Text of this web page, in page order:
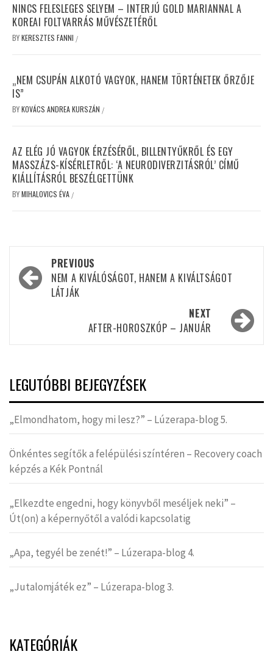
NINCS FELESLEGES SELYEM – INTERJÚ GOLD MARIANNAL A
KOREAI FOLTVARRÁS MŰVÉSZETÉRŐL
BYKERESZTES FANNI /
„NEM CSUPÁN ALKOTÓ VAGYOK, HANEM TÖRTÉNETEK ŐRZŐJE
IS”
BYKOVÁCS ANDREA KURSZÁN /
AZ ELÉG JÓ VAGYOK ÉRZÉSÉRŐL, BILLENTYŰKRŐL ÉS EGY
MASSZÁZS-KÍSÉRLETRŐL: ‘A NEURODIVERZITÁSRÓL’ CÍMŰ
KIÁLLÍTÁSRÓL BESZÉLGETTÜNK
BYMIHALOVICS ÉVA /
Post
navigation
PREVIOUS
NEM A KIVÁLÓSÁGOT, HANEM A KIVÁLTSÁGOT
LÁTJÁK
NEXT
AFTER-HOROSZKÓP – JANUÁR
LEGUTÓBBI BEJEGYZÉSEK
„Elmondhatom, hogy mi lesz?” – Lúzerapa-blog 5.
Önkéntes segítők a felépülési színtéren – Recovery coach
képzés a Kék Pontnál
„Elkezdte engedni, hogy könyvből meséljek neki” –
Út(on) a képernyőtől a valódi kapcsolatig
„Apa, tegyél be zenét!” – Lúzerapa-blog 4.
„Jutalomjáték ez” – Lúzerapa-blog 3.
KATEGÓRIÁK